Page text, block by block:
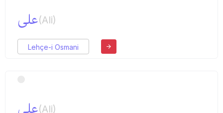
علی(Ali)
Lehçe-i Osmani
(Ali)